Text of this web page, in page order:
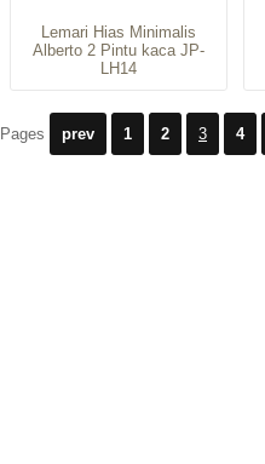
Lemari Hias Minimalis
Alberto 2 Pintu kaca JP-
LH14
Pages prev 1 2 3 4